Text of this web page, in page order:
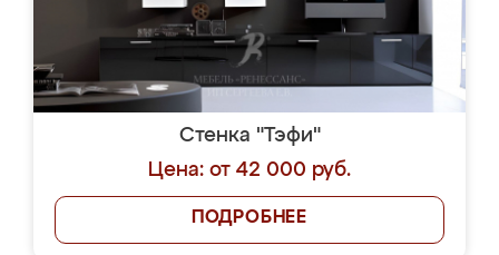
Стенка "Тэфи"
Цена: от 42 000 руб.
ПОДРОБНЕЕ